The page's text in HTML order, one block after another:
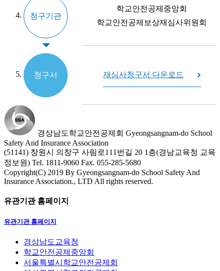
청구기관
학교안전공제중앙회
학교안전공제보상재심사위원회
청구서 재심사청구서 다운로드
경상남도학교안전공제회 Gyeongsangnam-do School
Safety And Insurance Association
(51141) 창원시 의창구 사림로111번길 20 1층(경남교육청 교육
정보원) Tel. 1811-9060 Fax. 055-285-5680
Copyright(C) 2019 By Gyeongsangnam-do School Safety And
Insurance Association., LTD All rights reserved.
유관기관 홈페이지
유관기관 홈페이지
경상남도교육청
학교안전공제중앙회
서울특별시학교안전공제회